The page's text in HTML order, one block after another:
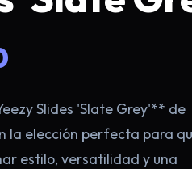
Slides 'Slate Grey'** de
la elección perfecta para
estilo, versatilidad y una